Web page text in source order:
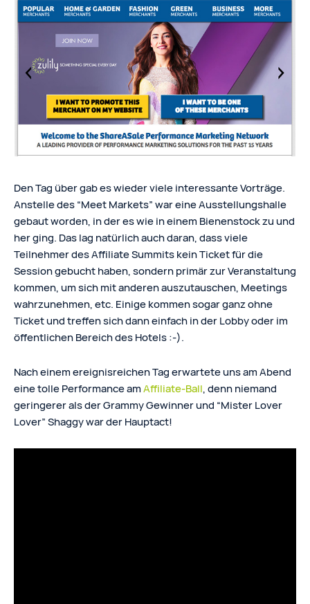
Den Tag über gab es wieder viele interessante Vorträge.
Anstelle des “Meet Markets” war eine Ausstellungshalle
gebaut worden, in der es wie in einem Bienenstock zu und
her ging. Das lag natürlich auch daran, dass viele
Teilnehmer des Affiliate Summits kein Ticket für die
Session gebucht haben, sondern primär zur Veranstaltung
kommen, um sich mit anderen auszutauschen, Meetings
wahrzunehmen, etc. Einige kommen sogar ganz ohne
Ticket und treffen sich dann einfach in der Lobby oder im
öffentlichen Bereich des Hotels :-).
Nach einem ereignisreichen Tag erwartete uns am Abend
eine tolle Performance amAffiliate-Ball, denn niemand
geringerer als der Grammy Gewinner und “Mister Lover
Lover” Shaggy war der Hauptact!